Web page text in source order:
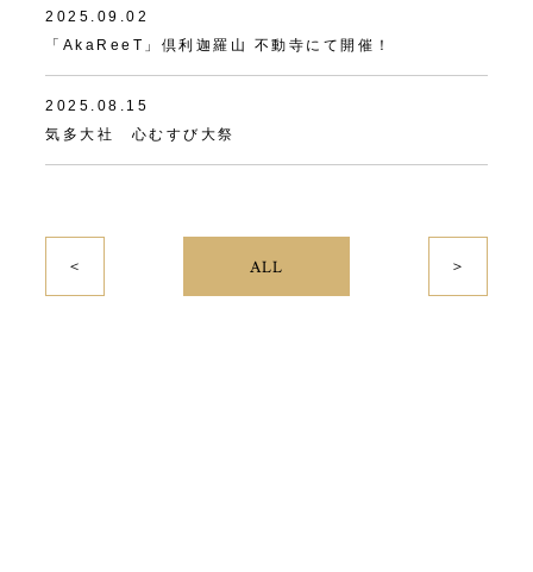
2025.09.02
「AkaReeT」倶利迦羅山 不動寺にて開催！
2025.08.15
気多大社 心むすび大祭
＜ ALL ＞